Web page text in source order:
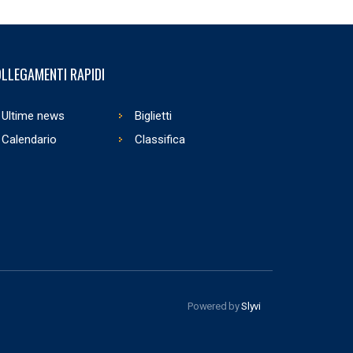
RAPIDI
Ultime news
Biglietti
Calendario
Classifica
Powered bySlyvi